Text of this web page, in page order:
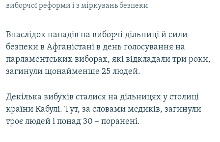
Усі сайти RFE/RL
виборчої реформи і з міркувань безпеки
Внаслідок нападів на виборчі дільниці й сили
безпеки в Афганістані в день голосування на
парламентських виборах, які відкладали три роки,
загинули щонайменше 25 людей.
Декілька вибухів сталися на дільницях у столиці
країни Кабулі. Тут, за словами медиків, загинули
троє людей і понад 30 – поранені.